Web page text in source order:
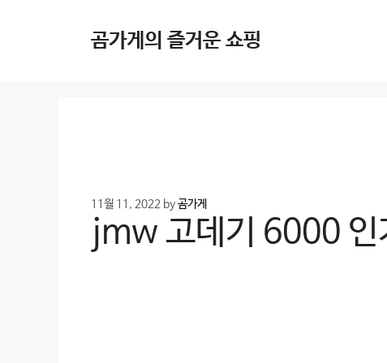
곰가게의 즐거운 쇼핑
11월 11, 2022 by곰가게
jmw 고데기 6000